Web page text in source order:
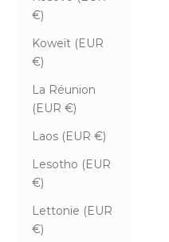
€)
Koweït (EUR
€)
La Réunion
(EUR €)
Laos (EUR €)
Lesotho (EUR
€)
Lettonie (EUR
€)